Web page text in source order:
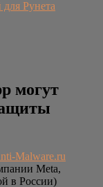
Рунета
могут
Malware.ru
Meta,
в России)